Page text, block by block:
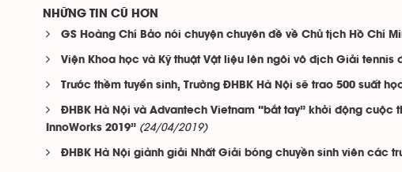
NHỮNG TIN CŨ HƠN
GS Hoàng Chí Bảo nói chuyện chuyên đề về Chủ tịch Hồ Chí
Viện Khoa học và Kỹ thuật Vật liệu lên ngôi vô địch Giải tennis
Trước thềm tuyển sinh, Trường ĐHBK Hà Nội sẽ trao 500 suất
ĐHBK Hà Nội và Advantech Vietnam “bắt tay” khởi động cuộc
InnoWorks 2019” (24/04/2019)
ĐHBK Hà Nội giành giải Nhất Giải bóng chuyền sinh viên các